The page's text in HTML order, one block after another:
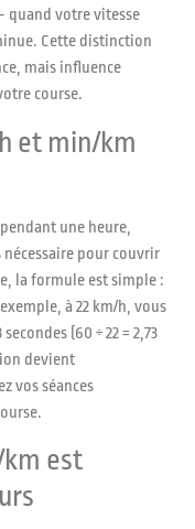
quand votre vitesse
Cette distinction
mais influence
course.
et min/km
une heure,
pour couvrir
la formule est simple :
à 22 km/h, vous
(60 ÷ 22 = 2,73
devient
vos séances
est